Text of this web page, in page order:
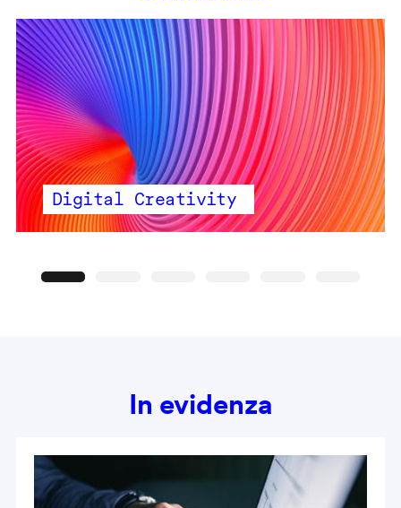
Digital Creativity
In evidenza